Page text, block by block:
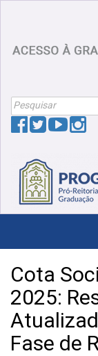
Search
For:
Cota
2025:
Fase de